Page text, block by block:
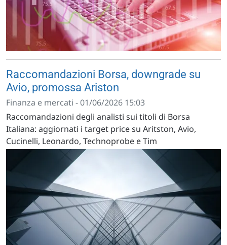
Raccomandazioni Borsa, downgrade su
Avio, promossa Ariston
Finanza e mercati - 01/06/2026 15:03
Raccomandazioni degli analisti sui titoli di Borsa
Italiana: aggiornati i target price su Aritston, Avio,
Cucinelli, Leonardo, Technoprobe e Tim